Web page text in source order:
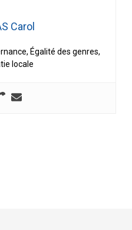
Carol
Égalité des genres,
locale